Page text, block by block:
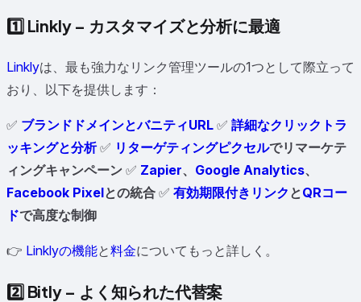
1️⃣ Linkly – カスタマイズと分析に最適
Linklyは、最も強力なリンク管理ツールの1つとして際立って
おり、以下を提供します：
✅ ブランドドメインとバニティURL ✅ 詳細なクリックトラ
ッキングと分析✅ リターゲティングピクセルでリマーケテ
ィングキャンペーン ✅ Zapier、 Google Analytics、
Facebook Pixelとの統合 ✅ 有効期限付きリンク とQRコー
ドで高度な制御
👉 Linklyの機能と料金についてもっと詳しく。
2️⃣ Bitly – よく知られた代替案